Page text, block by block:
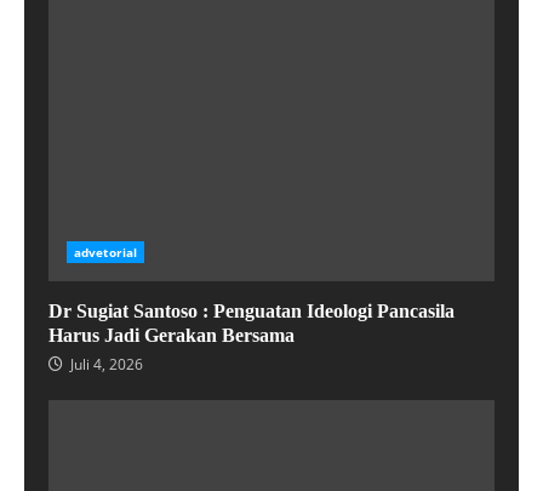
advetorial
Dr Sugiat Santoso : Penguatan Ideologi Pancasila
Harus Jadi Gerakan Bersama
Juli 4, 2026